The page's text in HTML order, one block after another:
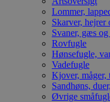
Lommer,
Skarver, hejrer
Svaner, gæs
Rovfugle
Hønsefugle,
Vadefugle
Kjover, måger,
Sandhøns,
Øvrige